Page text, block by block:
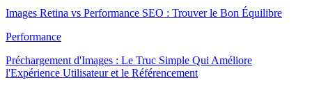
Images Retina vs Performance SEO : Trouver le Bon Équilibre
Performance
Préchargement d'Images : Le Truc Simple Qui Améliore
l'Expérience Utilisateur et le Référencement